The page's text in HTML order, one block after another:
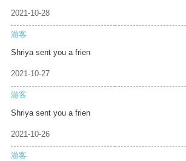
2021-10-28
游客
Shriya sent you a frien
2021-10-27
游客
Shriya sent you a frien
2021-10-26
游客